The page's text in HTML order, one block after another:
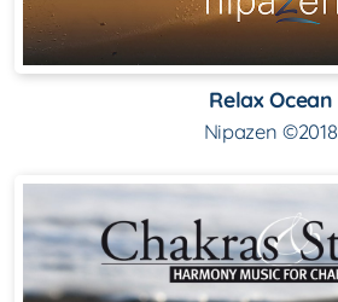
Relax Ocean
Nipazen ©2018